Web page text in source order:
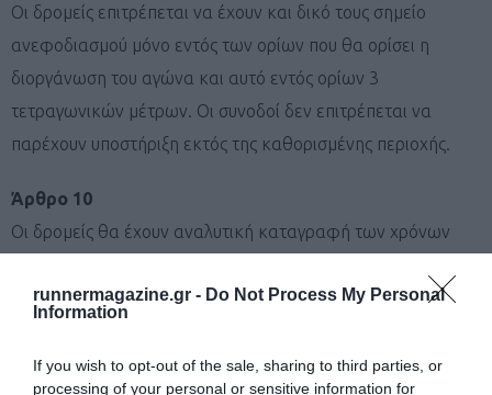
runnermagazine.gr - Do Not Process My Personal
Information
If you wish to opt-out of the sale, sharing to third parties, or
processing of your personal or sensitive information for
Οι δρομείς επιτρέπεται να έχουν και δικό τους σημείο
ανεφοδιασμού μόνο εντός των ορίων που θα ορίσει η
διοργάνωση του αγώνα και αυτό εντός ορίων 3
τετραγωνικών μέτρων. Οι συνοδοί δεν επιτρέπεται να
παρέχουν υποστήριξη εκτός της καθορισμένης περιοχής.
Άρθρο 10
Οι δρομείς θα έχουν αναλυτική καταγραφή των χρόνων
περιστροφές μία προς μία και θα παρουσιάζονται
κατάταξη και το πλήθος περιστροφών ανά δρομέα. Τα